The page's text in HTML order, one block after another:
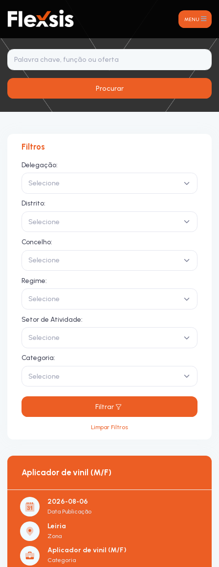
MENU
Procurar
Filtros
Delegação:
Selecione
Distrito:
Selecione
Concelho:
Selecione
Regime:
Selecione
Setor de Atividade:
Selecione
Categoria:
Selecione
Filtrar
Limpar Filtros
Aplicador de vinil (M/F)
2026-08-06
Data Publicação
Leiria
Zona
Aplicador de vinil (M/F)
Categoria